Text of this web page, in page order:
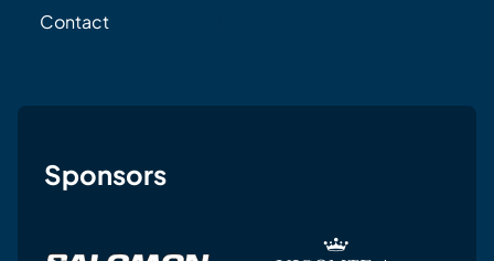
Contact
Sponsors